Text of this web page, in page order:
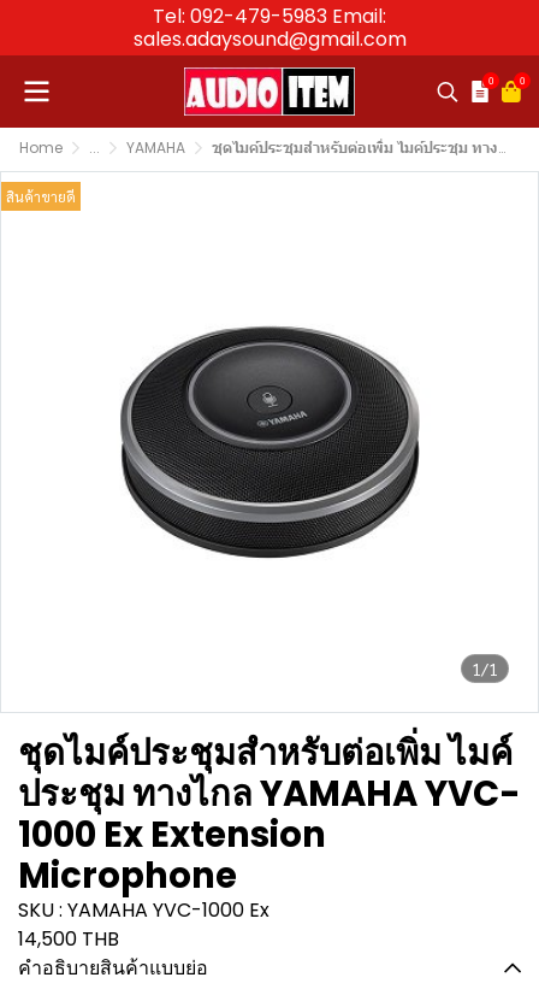
Tel: 092-479-5983 Email:
sales.adaysound@gmail.com
0 0
Home ... YAMAHA ชุดไมค์ประชุมสำหรับต่อเพิ่ม ไมค์ประชุม ทางไกล YAMAHA YVC-1000 Ex Extension Microphone
1/1
สินค้าขายดี
ชุดไมค์ประชุมสำหรับต่อเพิ่ม ไมค์
ประชุม ทางไกล YAMAHA YVC-
1000 Ex Extension
Microphone
SKU : YAMAHA YVC-1000 Ex
14,500 THB
คำอธิบายสินค้าแบบย่อ